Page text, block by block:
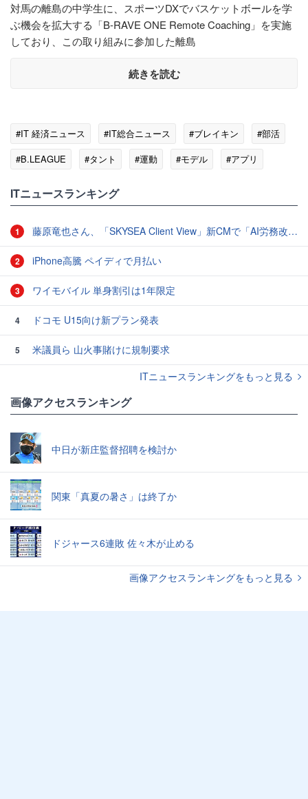
対馬の離島の中学生に、スポーツDXでバスケットボールを学
ぶ機会を拡大する「B-RAVE ONE Remote Coaching」を実施
しており、この取り組みに参加した離島
続きを読む
#IT 経済ニュース #IT総合ニュース #ブレイキン
#部活
#B.LEAGUE
#タント #運動 #モデル #アプリ
ITニュースランキング
1 藤原竜也さん、「SKYSEA Client View」新CMで「AI労務改善」をアピール 働き方をAIが分析したら「すぐに休んで」と言われる？
2 iPhone高騰 ペイディで月払い
3 ワイモバイル 単身割引は1年限定
4 ドコモ U15向け新プラン発表
5
米議員ら 山火事賭けに規制要求
ITニュースランキングをもっと見る
画像アクセスランキング
中日が新庄監督招聘を検討か
関東「真夏の暑さ」は終了か
ドジャース6連敗 佐々木が止める
画像アクセスランキングをもっと見る